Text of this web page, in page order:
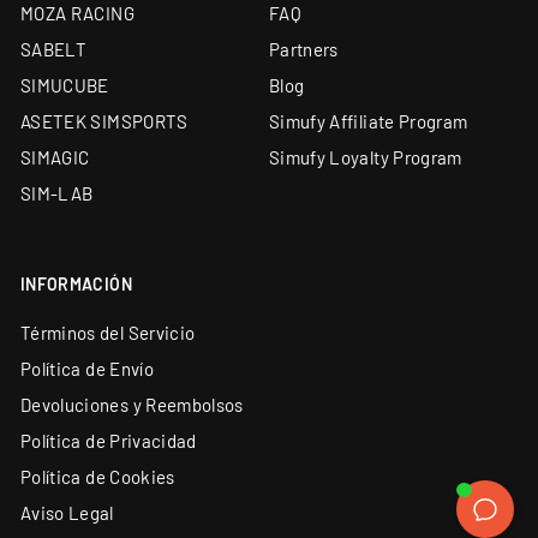
todos los productos
Financiación a medida: leasing y renting
MOZA RACING
SABELT
SIMUCUBE
ASETEK SIMSPORTS
SIMAGIC
SIM-LAB
FAQ
Partners
Blog
Simufy Affiliate Program
Simufy Loyalty Program
INFORMACIÓN
Términos del Servicio
Política de Envío
Devoluciones y Reembolsos
Política de Privacidad
Política de Cookies
Aviso Legal